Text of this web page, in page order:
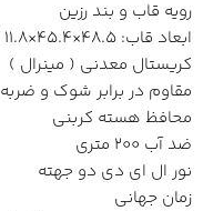
رویه قاب و بند رزین
ابعاد قاب: 48.5×45.4×11.8 میلیمتر
کریستال معدنی ( مینرال )
مقاوم در برابر شوک و ضربه
محافظ هسته کربنی
ضد آب 200 متری
نور ال ای دی دو جهته
زمان جهانی